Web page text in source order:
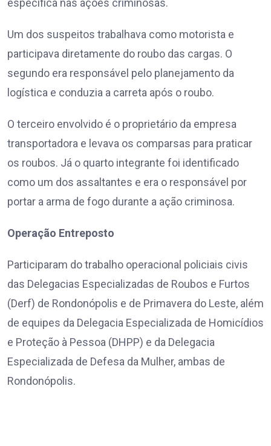
específica nas ações criminosas.
Um dos suspeitos trabalhava como motorista e
participava diretamente do roubo das cargas. O
segundo era responsável pelo planejamento da
logística e conduzia a carreta após o roubo.
O terceiro envolvido é o proprietário da empresa
transportadora e levava os comparsas para praticar
os roubos. Já o quarto integrante foi identificado
como um dos assaltantes e era o responsável por
portar a arma de fogo durante a ação criminosa.
Operação Entreposto
Participaram do trabalho operacional policiais civis
das Delegacias Especializadas de Roubos e Furtos
(Derf) de Rondonópolis e de Primavera do Leste, além
de equipes da Delegacia Especializada de Homicídios
e Proteção à Pessoa (DHPP) e da Delegacia
Especializada de Defesa da Mulher, ambas de
Rondonópolis.